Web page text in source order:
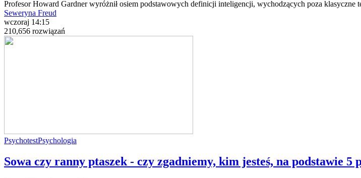
Profesor Howard Gardner wyróżnił osiem podstawowych definicji inteligencji, wychodzących poza klasyczne
Seweryna Freud
wczoraj 14:15
210,656 rozwiązań
PsychotestPsychologia
Sowa czy ranny ptaszek - czy zgadniemy, kim jesteś, na podstawie 5